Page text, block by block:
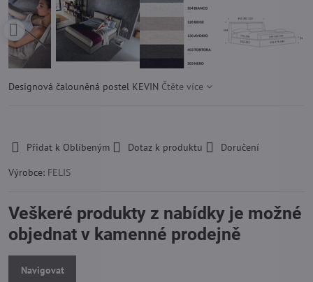
Designová čalouněná postel KEVIN Čtěte více
Přidat k Oblíbeným
Dotaz k produktu
Doručení
Výrobce: FELIS
Veškeré produkty z nabídky je možné
objednat v kamenné prodejně
Navigovat